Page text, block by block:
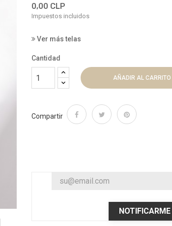
0,00 CLP
Impuestos incluidos
Ver más telas
Cantidad
AÑADIR AL CARRITO
Compartir